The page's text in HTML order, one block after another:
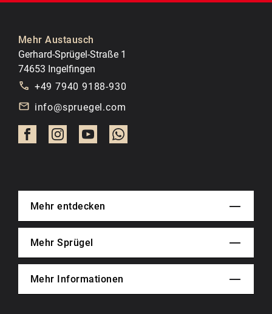
Mehr Austausch
Gerhard-Sprügel-Straße 1
74653 Ingelfingen
+49 7940 9188-930
info@spruegel.com
Mehr entdecken
Mehr Sprügel
Mehr Informationen